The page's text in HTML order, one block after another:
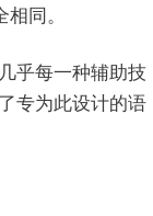
同。
乎每一种辅助技
专为此设计的语